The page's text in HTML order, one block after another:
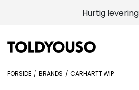
Hurtig levering
FORSIDE BRANDS CARHARTT WIP